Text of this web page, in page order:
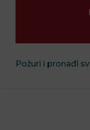
Požuri i pronađi